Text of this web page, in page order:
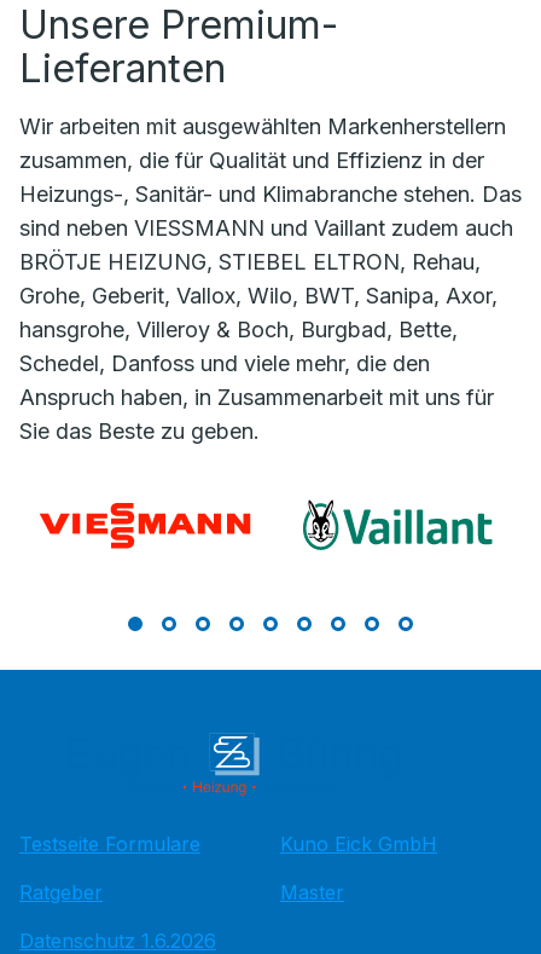
Unsere Premium-
Lieferanten
Wir arbeiten mit ausgewählten Markenherstellern
zusammen, die für Qualität und Effizienz in der
Heizungs-, Sanitär- und Klimabranche stehen. Das
sind neben VIESSMANN und Vaillant zudem auch
BRÖTJE HEIZUNG, STIEBEL ELTRON, Rehau,
Grohe, Geberit, Vallox, Wilo, BWT, Sanipa, Axor,
hansgrohe, Villeroy & Boch, Burgbad, Bette,
Schedel, Danfoss und viele mehr, die den
Anspruch haben, in Zusammenarbeit mit uns für
Sie das Beste zu geben.
Testseite Formulare
Ratgeber
Datenschutz 1.6.2026
Kuno Eick GmbH
Master